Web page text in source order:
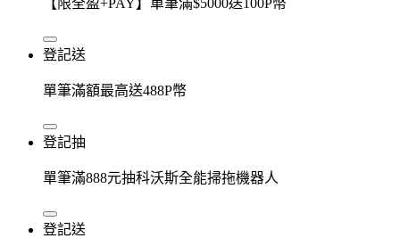
登記送
單筆滿額最高送488P幣
登記抽
單筆滿888元抽科沃斯全能掃拖機器人
登記送